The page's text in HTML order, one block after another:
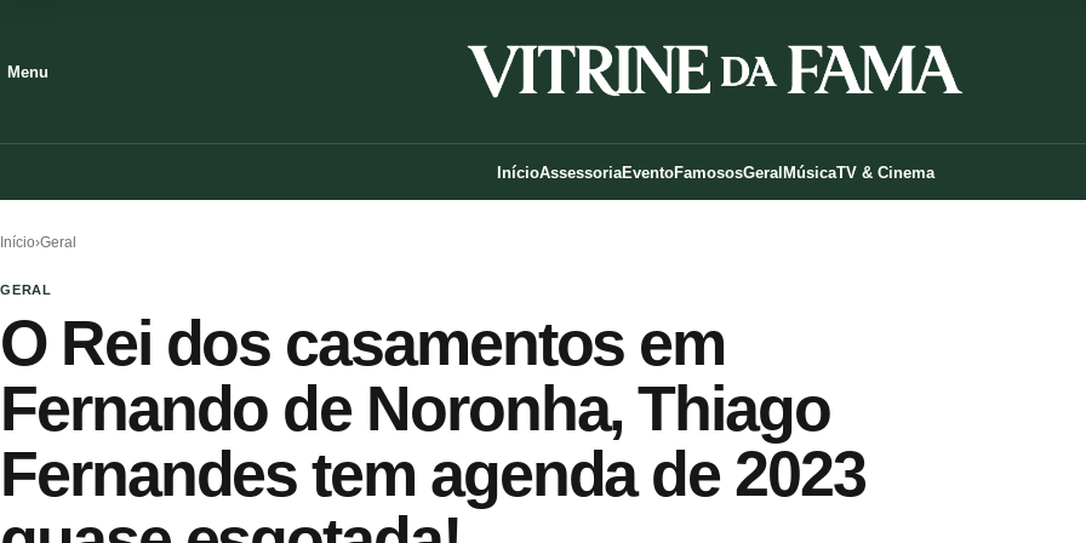
Menu
InícioAssessoriaEventoFamososGeral MúsicaTV & Cinema
Início›Geral
GERAL
O Rei dos casamentos em
Fernando de Noronha, Thiago
Fernandes tem agenda de 2023